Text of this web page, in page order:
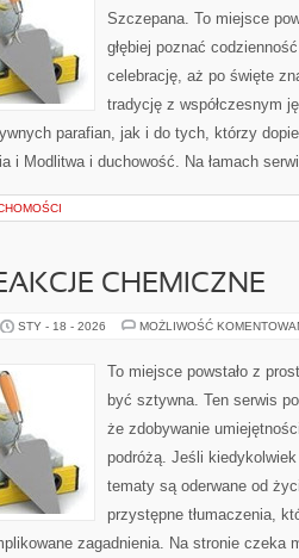
Szczepana. To miejsce
głębiej poznać
celebrację, aż po święte
tradycję z współczesnym
parafian, jak i do tych, którzy
i Modlitwa i duchowość. Na łamach
CHEMICZNE
STY - 18 - 2026 MOŻLIWOŚĆ
To miejsce powstało z
być sztywna. Ten serwis
że zdobywanie
podróżą. Jeśli
tematy są oderwane od
przystępne tłumaczenia,
zagadnienia. Na stronie czeka